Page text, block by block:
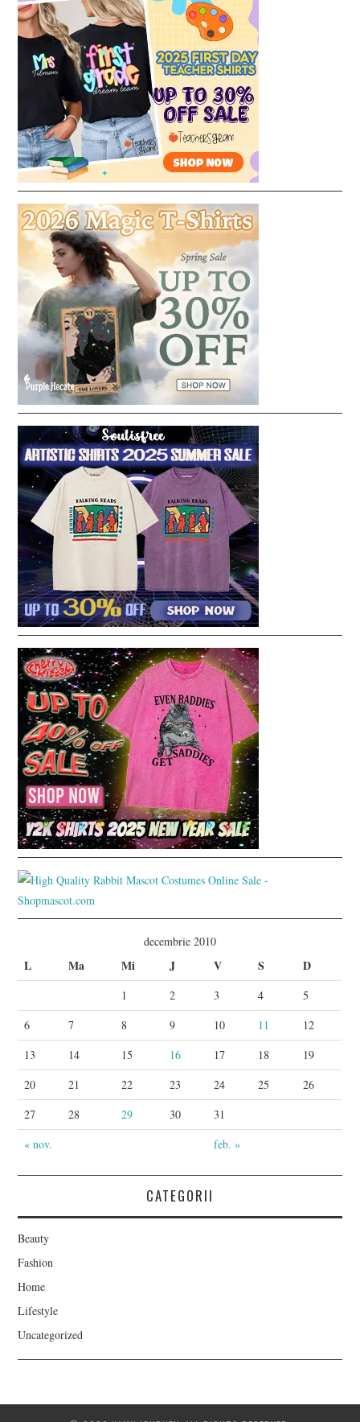
decembrie 2010
L Ma Mi J V S D
« nov. feb. »
1 2 3 4
5
6
7 8 9 10 11
12
13
14 15 16 17 18
19
20
21 22 23 24 25
26
27
28 29 30 31
CATEGORII
Beauty
Fashion
Home
Lifestyle
Uncategorized